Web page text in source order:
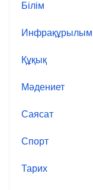
Білім
Инфрақұрылым
Құқық
Мәдениет
Саясат
Спорт
Тарих